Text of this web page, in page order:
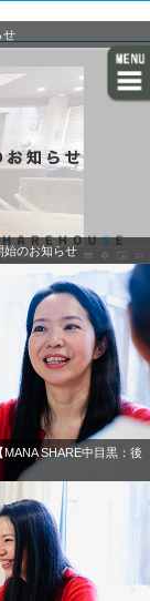
せ
始のお知らせ
SHARE中目黒：後